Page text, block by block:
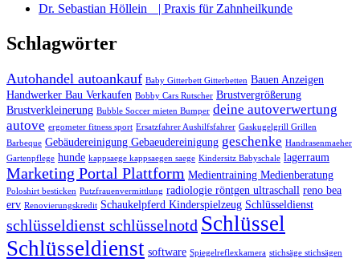
Dr. Sebastian Höllein | Praxis für Zahnheilkunde
Schlagwörter
Autohandel autoankauf Baby Gitterbett Gitterbetten Bauen Anzeigen
Handwerker Bau Verkaufen Bobby Cars Rutscher Brustvergrößerung
Brustverkleinerung Bubble Soccer mieten Bumper deine autoverwertung
autove ergometer fitness sport Ersatzfahrer Aushilfsfahrer Gaskugelgrill Grillen
Barbeque Gebäudereinigung Gebaeudereinigung geschenke Handrasenmaeher
Gartenpflege hunde kappsaege kappsaegen saege Kindersitz Babyschale lagerraum
Marketing Portal Plattform Medientraining Medienberatung
Poloshirt besticken Putzfrauenvermittlung radiologie röntgen ultraschall reno bea
erv Renovierungskredit Schaukelpferd Kinderspielzeug Schlüsseldienst
schlüsseldienst schlüsselnotd Schlüssel
Schlüsseldienst software Spiegelreflexkamera stichsäge stichsägen